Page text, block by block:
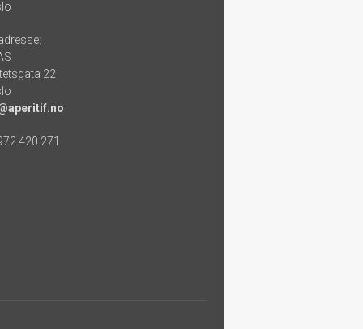
22
420 271